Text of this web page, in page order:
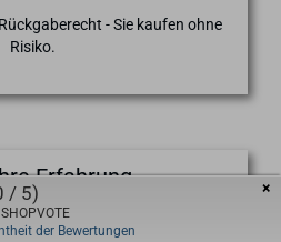
- Sie kaufen ohne
Risiko.
Erfahrung ×
/ 5)
der Bewertungen